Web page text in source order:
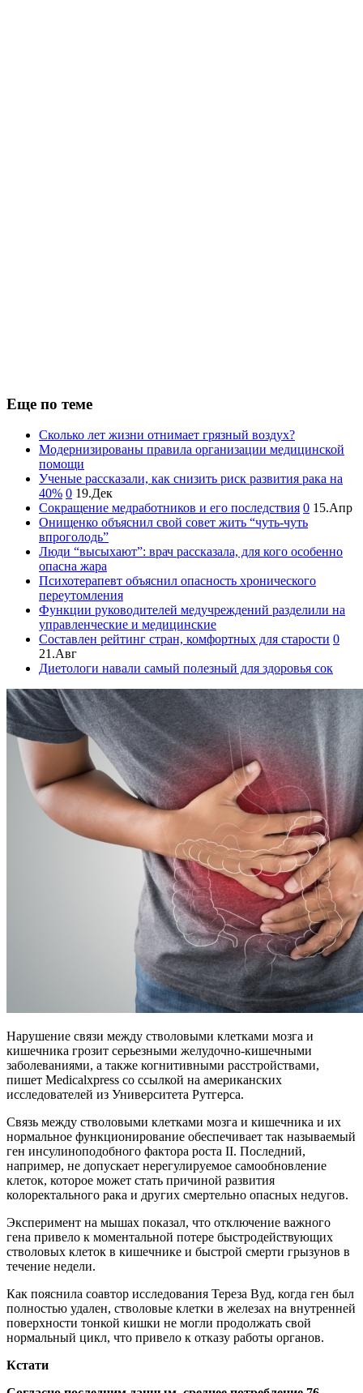
Еще по теме
Сколько лет жизни отнимает грязный воздух?
Модернизированы правила организации медицинской
помощи
Ученые рассказали, как снизить риск развития рака на
40% 0 19.Дек
Сокращение медработников и его последствия 0 15.Апр
Онищенко объяснил свой совет жить “чуть-чуть
впроголодь”
Люди “высыхают”: врач рассказала, для кого особенно
опасна жара
Психотерапевт объяснил опасность хронического
переутомления
Функции руководителей медучреждений разделили на
управленческие и медицинские
Составлен рейтинг стран, комфортных для старости 0
21.Авг
Диетологи навали самый полезный для здоровья сок
Нарушение связи между стволовыми клетками мозга и
кишечника грозит серьезными желудочно-кишечными
заболеваниями, а также когнитивными расстройствами,
пишет Medicalxpress со ссылкой на американских
исследователей из Университета Рутгерса.
Связь между стволовыми клетками мозга и кишечника и их
нормальное функционирование обеспечивает так называемый
ген инсулиноподобного фактора роста II. Последний,
например, не допускает нерегулируемое самообновление
клеток, которое может стать причиной развития
колоректального рака и других смертельно опасных недугов.
Эксперимент на мышах показал, что отключение важного
гена привело к моментальной потере быстродействующих
стволовых клеток в кишечнике и быстрой смерти грызунов в
течение недели.
Как пояснила соавтор исследования Тереза ​​Вуд, когда ген был
полностью удален, стволовые клетки в железах на внутренней
поверхности тонкой кишки не могли продолжать свой
нормальный цикл, что привело к отказу работы органов.
Кстати